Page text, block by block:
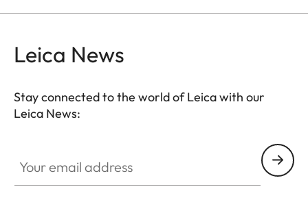
Leica News
Stay connected to the world of Leica with our
Leica News: